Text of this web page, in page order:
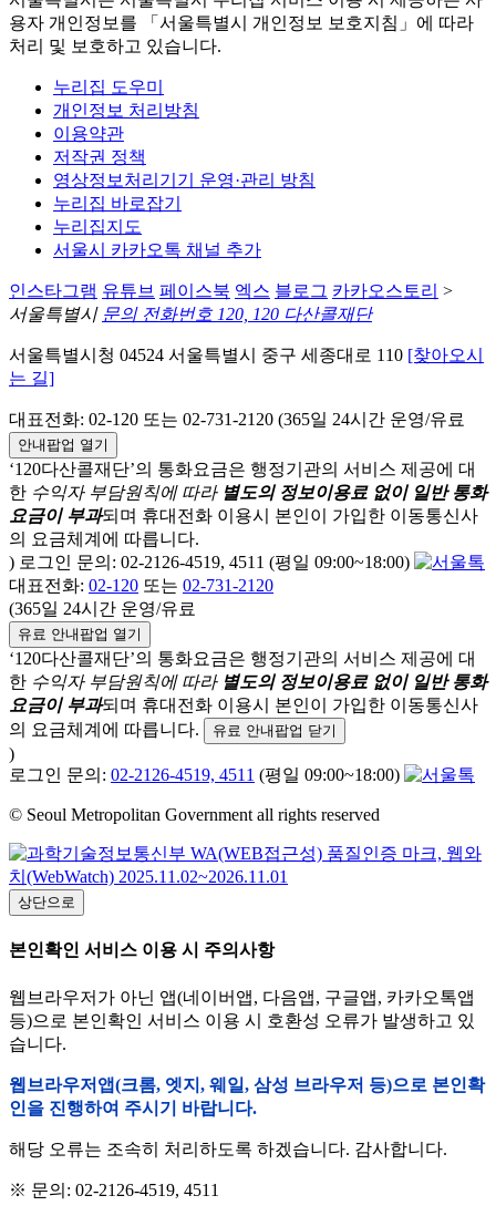
용자 개인정보를 「서울특별시 개인정보 보호지침」에 따라
처리 및 보호하고 있습니다.
누리집 도우미
개인정보 처리방침
이용약관
저작권 정책
영상정보처리기기 운영·관리 방침
누리집 바로잡기
누리집지도
서울시 카카오톡 채널 추가
인스타그램 유튜브 페이스북 엑스 블로그 카카오스토리 >
서울특별시 문의 전화번호 120, 120 다산콜재단
서울특별시청 04524 서울특별시 중구 세종대로 110 [찾아오시
는 길]
대표전화: 02-120 또는 02-731-2120 (365일 24시간 운영/유료
안내팝업 열기
‘120다산콜재단’의 통화요금은 행정기관의 서비스 제공에 대
한 수익자 부담원칙에 따라 별도의 정보이용료 없이 일반 통화
요금이 부과되며 휴대전화 이용시 본인이 가입한 이동통신사
의 요금체계에 따릅니다.
) 로그인 문의: 02-2126-4519, 4511 (평일 09:00~18:00)
대표전화: 02-120 또는 02-731-2120
(365일 24시간 운영/유료
유료 안내팝업 열기
‘120다산콜재단’의 통화요금은 행정기관의 서비스 제공에 대
한 수익자 부담원칙에 따라 별도의 정보이용료 없이 일반 통화
요금이 부과되며 휴대전화 이용시 본인이 가입한 이동통신사
의 요금체계에 따릅니다.
유료 안내팝업 닫기
)
로그인 문의: 02-2126-4519, 4511 (평일 09:00~18:00)
© Seoul Metropolitan Government all rights reserved
상단으로
본인확인 서비스 이용 시 주의사항
웹브라우저가 아닌 앱(네이버앱, 다음앱, 구글앱, 카카오톡앱
등)으로 본인확인 서비스 이용 시 호환성 오류가 발생하고 있
습니다.
웹브라우저앱(크롬, 엣지, 웨일, 삼성 브라우저 등)으로 본인확
인을 진행하여 주시기 바랍니다.
해당 오류는 조속히 처리하도록 하겠습니다. 감사합니다.
※ 문의: 02-2126-4519, 4511